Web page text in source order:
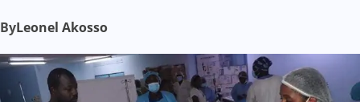
ByLeonel Akosso